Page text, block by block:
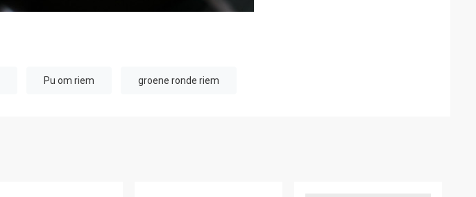
Pu om riem groene ronde riem